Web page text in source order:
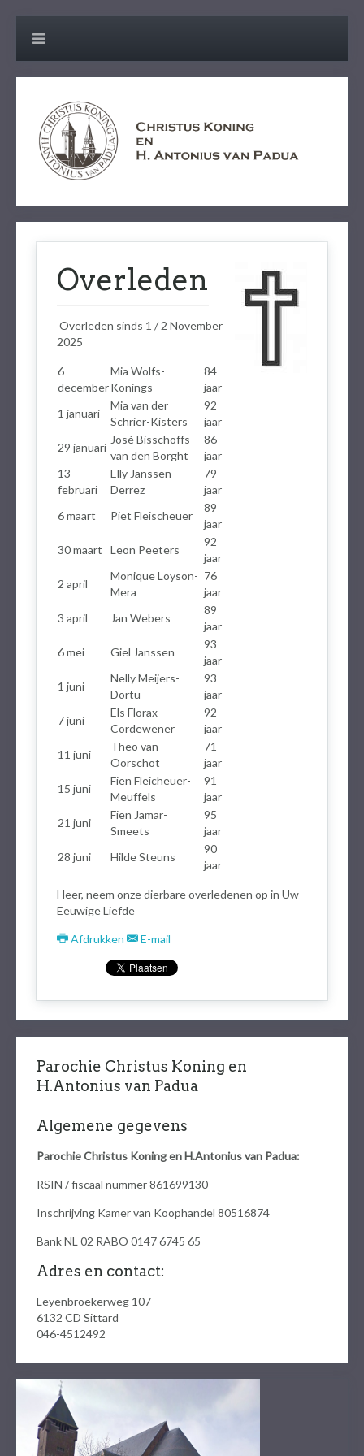
Overleden
Overleden sinds 1 / 2 November
2025
6
december
Mia Wolfs-
Konings
84
jaar
1 januari
Mia van der
Schrier-Kisters
92
jaar
29 januari
José Bisschoffs-
van den Borght
86
jaar
13
februari
Elly Janssen-
Derrez
79
jaar
6 maart
Piet Fleischeuer
89
jaar
30 maart
Leon Peeters
92
jaar
2 april
Monique Loyson-
Mera
76
jaar
3 april
Jan Webers
89
jaar
6 mei
Giel Janssen
93
jaar
1 juni
Nelly Meijers-
Dortu
93
jaar
7 juni
Els Florax-
Cordewener
92
jaar
11 juni
Theo van
Oorschot
71
jaar
15 juni
Fien Fleicheuer-
Meuffels
91
jaar
21 juni
Fien Jamar-
Smeets
95
jaar
28 juni
Hilde Steuns
90
jaar
Heer, neem onze dierbare overledenen op in Uw
Eeuwige Liefde
Afdrukken E-mail
Parochie Christus Koning en
H.Antonius van Padua
Algemene gegevens
Parochie Christus Koning en H.Antonius van Padua:
RSIN / fiscaal nummer 861699130
Inschrijving Kamer van Koophandel 80516874
Bank NL 02 RABO 0147 6745 65
Adres en contact:
Leyenbroekerweg 107
6132 CD Sittard
046-4512492